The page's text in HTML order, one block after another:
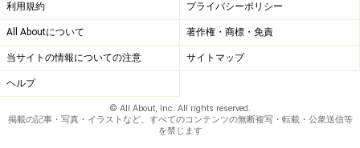
利用規約 プライバシーポリシー
All Aboutについて 著作権・商標・免責
当サイトの情報についての注意 サイトマップ
ヘルプ
© All About, Inc. All rights reserved.
掲載の記事・写真・イラストなど、すべてのコンテンツの無断複写・転載・公衆送信等
を禁じます